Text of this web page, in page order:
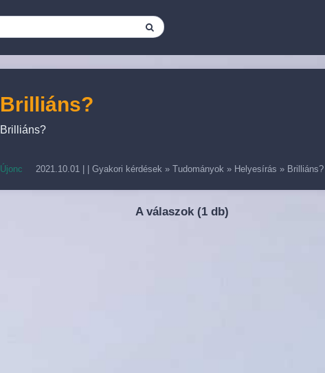
Brilliáns?
Brilliáns?
Újonc 2021.10.01 Gyakori kérdések » Tudományok » Helyesírás » Brilliáns?
A válaszok (1 db)